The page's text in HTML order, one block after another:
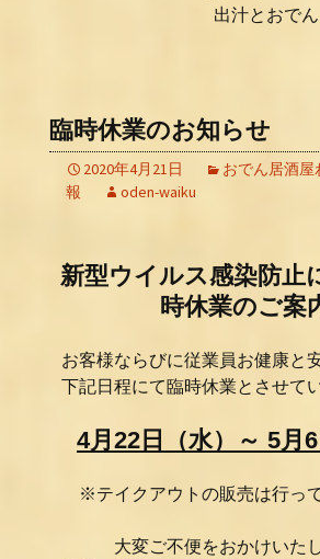
出汁とおで
臨時休業のお知らせ
2020年4月21日
おでん居酒
報
oden-waiku
新型ウイルス感染防止
時休業のご案
お客様ならびに従業員お健康と
下記日程にて臨時休業とさせて
4月22日（水）～ 5月6
※テイクアウトの販売は行っ
大変ご不便をおかけいた